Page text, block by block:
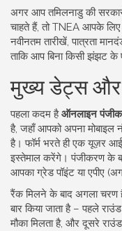
अगर आप तमिलनाडु की
चाहते हैं, तो TNEA आपके
नवीनतम तारीखें, पात्रता
ताकि आप बिना किसी झंझट
मुख्य डेट्स और
पहला कदम हैऑनलाइन
है, जहाँ आपको अपना मोबाइल
है। फॉर्म भरते ही एक यूज़र
इस्तेमाल करेंगे। पंजीकरण के
आपका ग्रेड पॉइंट या एपीए
रैंक मिलने के बाद अगला चरण
बार किया जाता है – पहले
मौका मिलता है, और दूसरे